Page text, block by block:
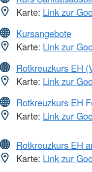
Karte: Link zur
Kursangebote
Karte: Link zur
Rotkreuzkurs EH
Karte: Link zur
Rotkreuzkurs EH
Karte: Link zur
Rotkreuzkurs EH
Karte: Link zur